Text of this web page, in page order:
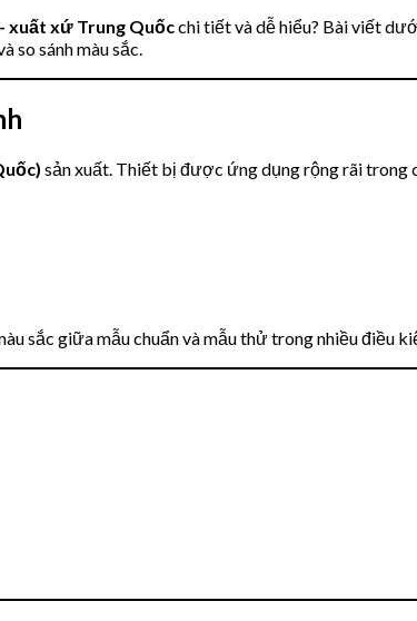
xuất xứ Trung Quốcchi tiết và dễ hiểu? Bài viết
so sánh màu sắc.
sản xuất. Thiết bị được ứng dụng rộng rãi trong
sắc giữa mẫu chuẩn và mẫu thử trong nhiều điều